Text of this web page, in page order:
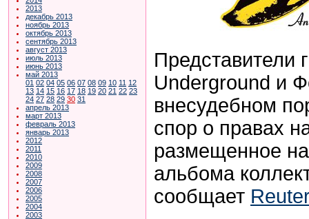
2013
декабрь 2013
ноябрь 2013
октябрь 2013
сентябрь 2013
август 2013
июль 2013
июнь 2013
май 2013
01 02 04 05 06 07 08 09 10 11 12
13 14 15 16 17 18 19 20 21 22 23
24 27 28 29 30 31
апрель 2013
март 2013
февраль 2013
январь 2013
2012
2011
2010
2009
2008
2007
2006
2005
2004
2003
Представители
Underground и
внесудебном
спор о правах
размещенное
альбома
сообщает